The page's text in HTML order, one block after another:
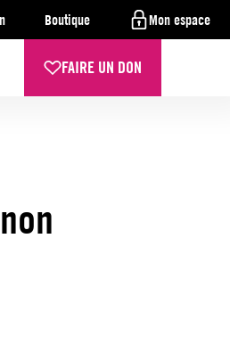
Boutique Mon espace
FAIRE UN DON